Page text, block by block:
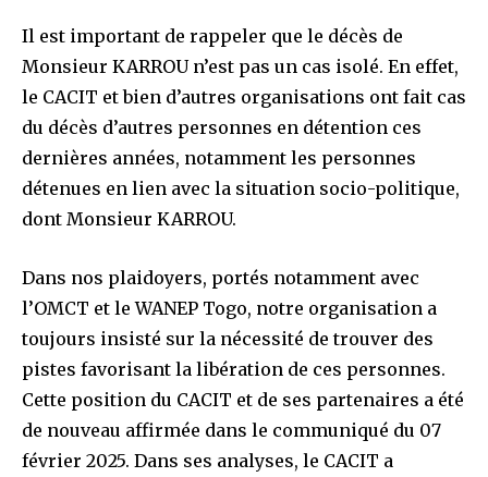
Il est important de rappeler que le décès de
Monsieur KARROU n’est pas un cas isolé. En effet,
le CACIT et bien d’autres organisations ont fait cas
du décès d’autres personnes en détention ces
dernières années, notamment les personnes
détenues en lien avec la situation socio-politique,
dont Monsieur KARROU.
Dans nos plaidoyers, portés notamment avec
l’OMCT et le WANEP Togo, notre organisation a
toujours insisté sur la nécessité de trouver des
pistes favorisant la libération de ces personnes.
Cette position du CACIT et de ses partenaires a été
de nouveau affirmée dans le communiqué du 07
février 2025. Dans ses analyses, le CACIT a